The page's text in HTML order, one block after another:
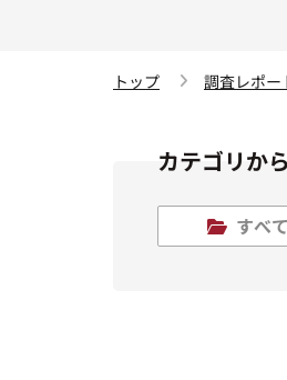
トップ 調査レポー
カテゴリか
すべ